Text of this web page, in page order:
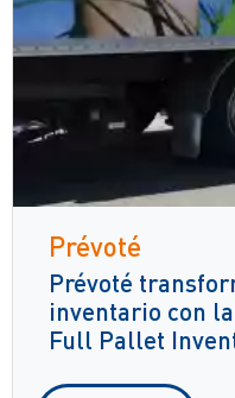
Prévoté
Prévoté
inventario con
Full Pallet